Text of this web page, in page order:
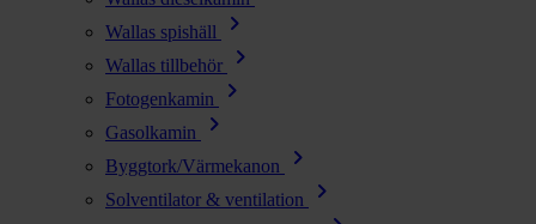
Wallas spishäll chevron_right
Wallas tillbehör chevron_right
Fotogenkamin chevron_right
Gasolkamin chevron_right
Byggtork/Värmekanon chevron_right
Solventilator & ventilation chevron_right